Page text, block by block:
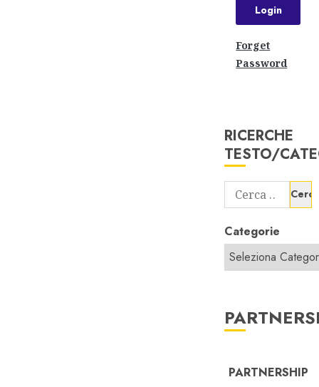
Forget
Password
RICERCHE
TESTO/
Ricerca
per:
Categorie
PARTNERSHIP